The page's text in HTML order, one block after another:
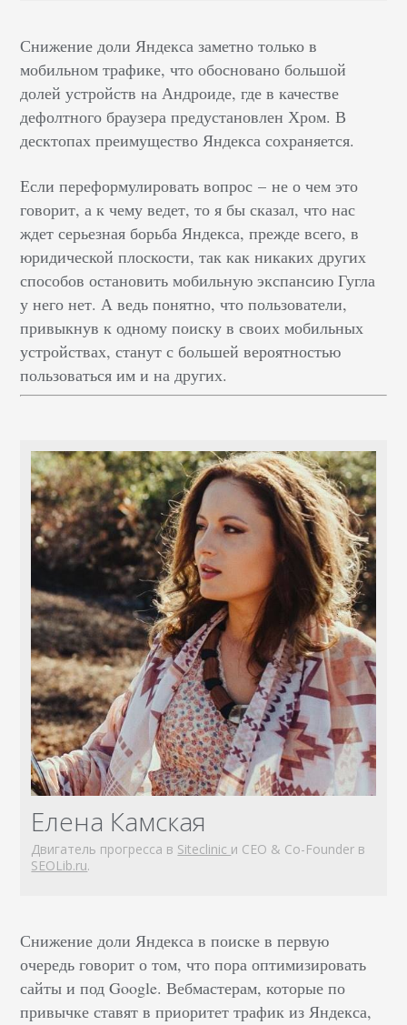
Снижение доли Яндекса заметно только в
мобильном трафике, что обосновано большой
долей устройств на Андроиде, где в качестве
дефолтного браузера предустановлен Хром. В
десктопах преимущество Яндекса сохраняется.
Если переформулировать вопрос–не о чем это
говорит, а к чему ведет, то я бы сказал, что нас
ждет серьезная борьба Яндекса, прежде всего, в
юридической плоскости, так как никаких других
способов остановить мобильную экспансию Гугла
у него нет. А ведь понятно, что пользователи,
привыкнув к одному поиску в своих мобильных
устройствах, станут с большей вероятностью
пользоваться им и на других.
Елена Камская
Двигатель прогресса в Siteclinic и CEO & Co-Founder в
SEOLib.ru.
Снижение доли Яндекса в поиске в первую
очередь говорит о том, что пора оптимизировать
сайты и под Google. Вебмастерам, которые по
привычке ставят в приоритет трафик из Яндекса,